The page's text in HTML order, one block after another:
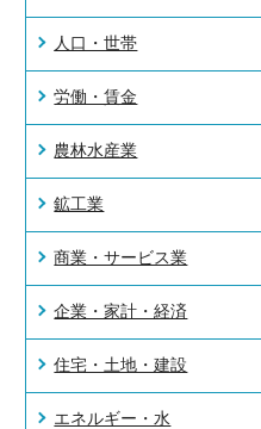
人口・世帯
労働・賃金
農林水産業
鉱工業
商業・サービス業
企業・家計・経済
住宅・土地・建設
エネルギー・水